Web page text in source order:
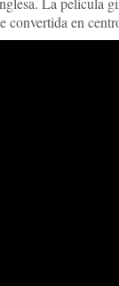
convertida en